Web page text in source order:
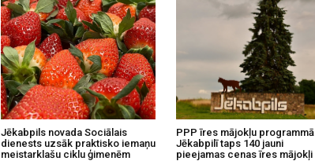
Jēkabpils novada Sociālais
dienests uzsāk praktisko iemaņu
meistarklašu ciklu ģimenēm
PPP īres mājokļu programmā
Jēkabpilī taps 140 jauni
pieejamas cenas īres mājokļi